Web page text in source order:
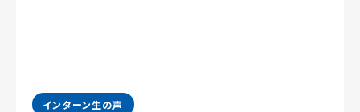
インターン生の声